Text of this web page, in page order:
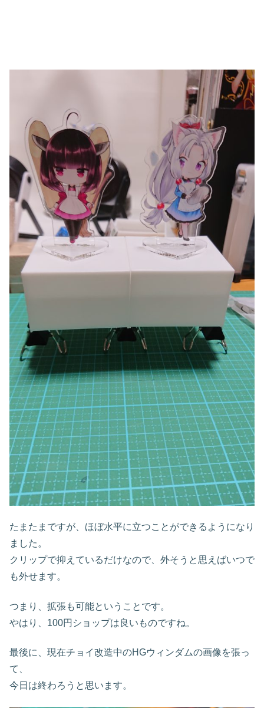
たまたまですが、ほぼ水平に立つことができるようになり
ました。
クリップで抑えているだけなので、外そうと思えばいつで
も外せます。
つまり、拡張も可能ということです。
やはり、100円ショップは良いものですね。
最後に、現在チョイ改造中のHGウィンダムの画像を張っ
て、
今日は終わろうと思います。